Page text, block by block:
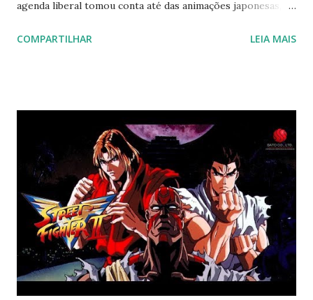
agenda liberal tomou conta até das animações japonesas,
ver uma animação sólida, eficiente e conservando os valores
melhor ainda estava por vir: o desfecho sensacional da
série, indo contra a agenda liberal. A tal "Era do Caos" nada
mais foi do que um sistema que impedia a progressão
humana, através da morte e da guerra, ou seja, tal qual a
agenda esquerdista/liberal com o controle de natalidade
(leia-se aborto, por exemplo) . Ao evitar a paz, a "era do
caos" tentava evitar que a civilização atingisse um marco do
controle de uma arma. Theo se mostrou um bravo herói ao
re...
COMPARTILHAR LEIA MAIS